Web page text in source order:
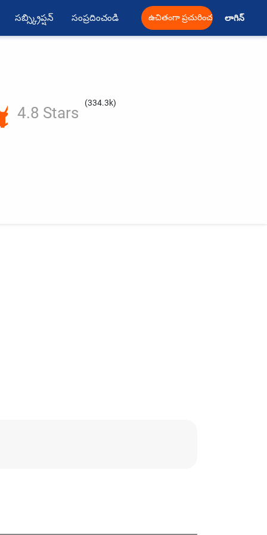
సబ్స్క్రిప్షన్ సంప్రదించండి ఉచితంగా ప్రచురించండి లాగిన్
4.8 Stars
(334.3k)